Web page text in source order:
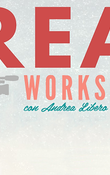
con Andrea Libero